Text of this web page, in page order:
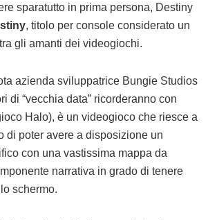
sparatutto in prima persona, Destiny
, titolo per console considerato un
gli amanti dei videogiochi.
azienda sviluppatrice Bungie Studios
di “vecchia data” ricorderanno con
Halo), è un videogioco che riesce a
di poter avere a disposizione un
con una vastissima mappa da
narrativa in grado di tenere
schermo.